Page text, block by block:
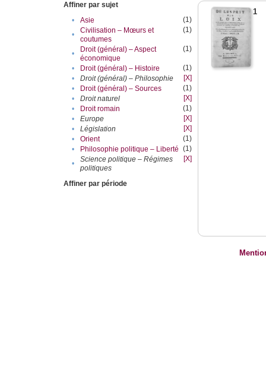
Affiner par sujet
•
Asie
(1)
•
Civilisation – Mœurs et
coutumes
(1)
•
Droit (général) – Aspect
économique
(1)
• Droit (général) – Histoire
(1)
•
Droit (général) – Philosophie
[X]
•
Droit (général) – Sources
(1)
•
Droit naturel
[X]
•
Droit romain
(1)
•
Europe
[X]
•
Législation
[X]
•
Orient
(1)
•
Philosophie politique – Liberté (1)
•
Science politique – Régimes
politiques
[X]
Affiner par période
1